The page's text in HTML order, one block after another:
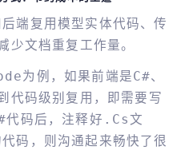
端复用模型实体代码、传
少文档重复工作量。
为例，如果前端是C#、
代码级别复用，即需要写
代码后，注释好.cs文
码，则沟通起来畅快了很